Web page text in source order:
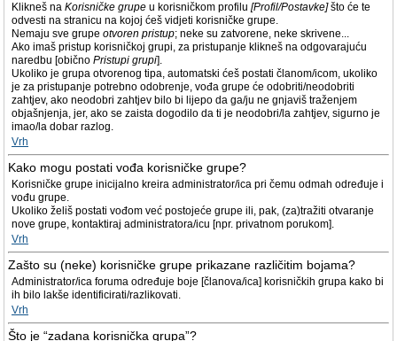
Klikneš na Korisničke grupe u korisničkom profilu [Profil/Postavke]što će te
odvesti na stranicu na kojoj ćeš vidjeti korisničke grupe.
Nemaju sve grupe otvoren pristup; neke su zatvorene, neke skrivene...
Ako imaš pristup korisničkoj grupi, za pristupanje klikneš na odgovarajuću
naredbu [obično Pristupi grupi].
Ukoliko je grupa otvorenog tipa, automatski ćeš postati članom/icom, ukoliko
je za pristupanje potrebno odobrenje, vođa grupe će odobriti/neodobriti
zahtjev, ako neodobri zahtjev bilo bi lijepo da ga/ju ne gnjaviš traženjem
objašnjenja, jer, ako se zaista dogodilo da ti je neodobri/la zahtjev, sigurno je
imao/la dobar razlog.
Vrh
Kako mogu postati vođa korisničke grupe?
Korisničke grupe inicijalno kreira administrator/ica pri čemu odmah određuje i
vođu grupe.
Ukoliko želiš postati vođom već postojeće grupe ili, pak, (za)tražiti otvaranje
nove grupe, kontaktiraj administratora/icu [npr. privatnom porukom].
Vrh
Zašto su (neke) korisničke grupe prikazane različitim bojama?
Administrator/ica foruma određuje boje [članova/ica] korisničkih grupa kako bi
ih bilo lakše identificirati/razlikovati.
Vrh
Što je “zadana korisnička grupa”?